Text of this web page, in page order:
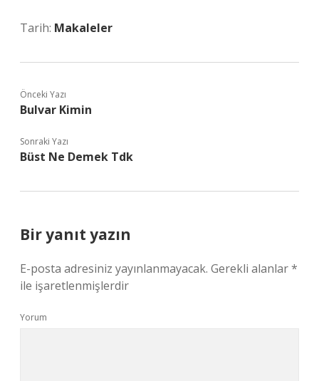
Tarih: Makaleler
Önceki Yazı
Bulvar Kimin
Sonraki Yazı
Büst Ne Demek Tdk
Bir yanıt yazın
E-posta adresiniz yayınlanmayacak. Gerekli alanlar*
ile işaretlenmişlerdir
Yorum